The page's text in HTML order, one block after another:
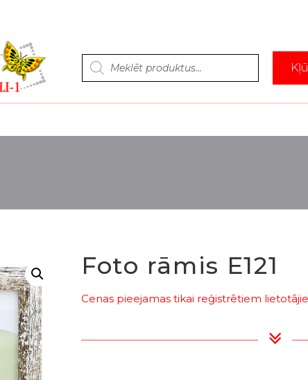
Products
search
Foto rāmis E121
Cenas pieejamas tikai reģistrētiem